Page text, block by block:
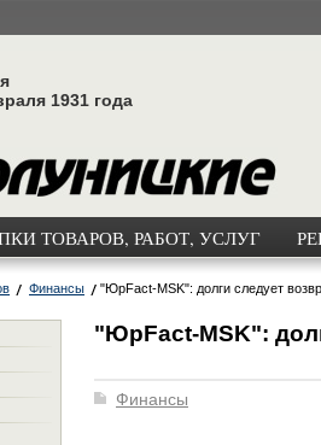
1931 года
ТОВАРОВ, РАБОТ, УСЛУГ
Финансы "ЮрFact-MSK": долги следует
"ЮрFact-MSK":
Финансы